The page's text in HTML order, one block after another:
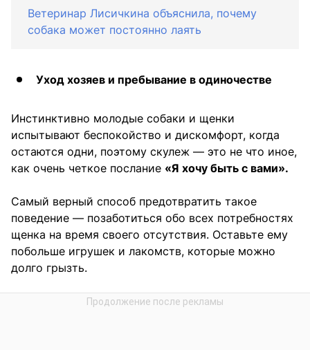
Ветеринар Лисичкина объяснила, почему
собака может постоянно лаять
Уход хозяев и пребывание в одиночестве
Инстинктивно молодые собаки и щенки
испытывают беспокойство и дискомфорт, когда
остаются одни, поэтому скулеж — это не что иное,
как очень четкое послание «Я хочу быть с вами».
Самый верный способ предотвратить такое
поведение — позаботиться обо всех потребностях
щенка на время своего отсутствия. Оставьте ему
побольше игрушек и лакомств, которые можно
долго грызть.